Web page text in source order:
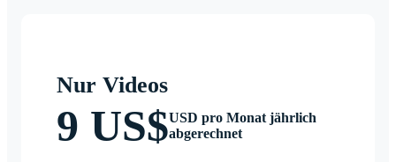
Nur Videos
9 US$USD pro Monat jährlich
abgerechnet